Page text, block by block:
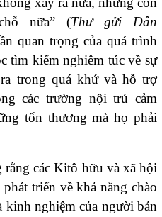
nữa” (Thư gửi Dân
quan trọng của quá trình
tìm kiếm nghiêm túc về sự
trong quá khứ và hỗ trợ
các trường nội trú cảm
tổn thương mà họ phải
các Kitô hữu và xã hội
triển về khả năng chào
kinh nghiệm của người bản